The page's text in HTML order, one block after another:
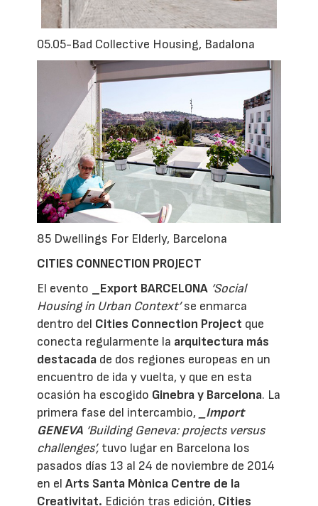
05.05-Bad Collective Housing, Badalona
85 Dwellings For Elderly, Barcelona
CITIES CONNECTION PROJECT
El evento
_Export BARCELONA ‘Social
Housing in Urban Context’se enmarca
dentro del Cities Connection Project que
conecta regularmente la arquitectura más
destacada de dos regiones europeas en un
encuentro de ida y vuelta, y que en esta
ocasión ha escogido Ginebra y Barcelona. La
primera fase del intercambio,
_Import
GENEVA ‘Building Geneva: projects versus
challenges’, tuvo lugar en Barcelona los
pasados días 13 al 24 de noviembre de 2014
en elArts Santa Mònica Centre de la
Creativitat. Edición tras edición, Cities